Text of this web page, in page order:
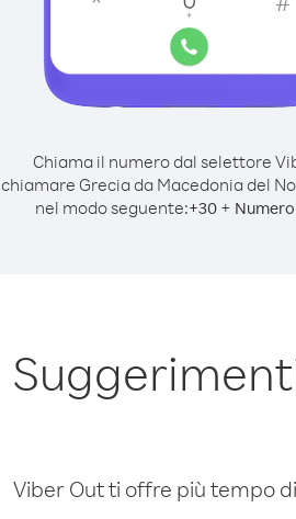
Chiama il numero dal selettore
chiamare Grecia da Macedonia del
nel modo seguente:+30 +
Viber Out ti offre più tempo